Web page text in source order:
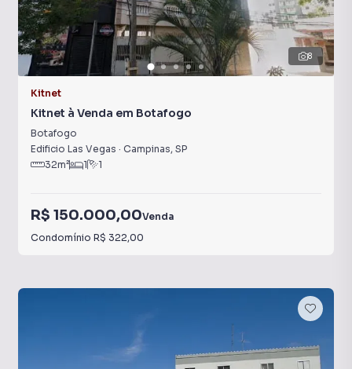
8
Kitnet
Kitnet à Venda em Botafogo
Botafogo
Edificio Las Vegas · Campinas, SP
32m² 1 1
R$ 150.000,00Venda
Condomínio R$ 322,00